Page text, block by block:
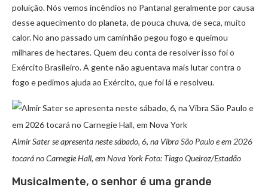
poluição. Nós vemos incêndios no Pantanal geralmente por causa
desse aquecimento do planeta, de pouca chuva, de seca, muito
calor. No ano passado um caminhão pegou fogo e queimou
milhares de hectares. Quem deu conta de resolver isso foi o
Exército Brasileiro. A gente não aguentava mais lutar contra o
fogo e pedimos ajuda ao Exército, que foi lá e resolveu.
Almir Sater se apresenta neste sábado, 6, na Vibra São Paulo e em 2026
tocará no Carnegie Hall, em Nova York Foto: Tiago Queiroz/Estadão
Musicalmente, o senhor é uma grande